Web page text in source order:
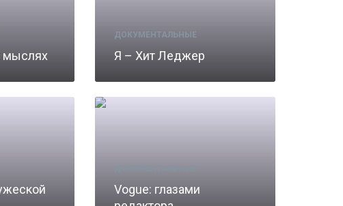
мыслях
ДОКУМЕНТАЛЬНЫЕ
Я – Хит Леджер
Vogue: глазами